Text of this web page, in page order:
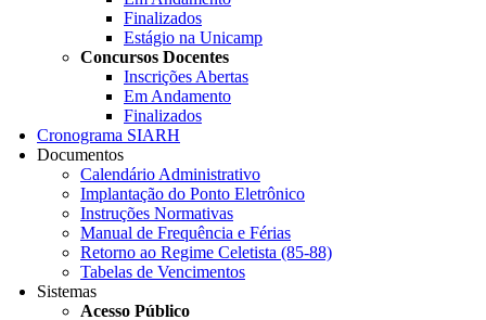
Finalizados
Estágio na Unicamp
Concursos Docentes
Inscrições Abertas
Em Andamento
Finalizados
Cronograma SIARH
Documentos
Calendário Administrativo
Implantação do Ponto Eletrônico
Instruções Normativas
Manual de Frequência e Férias
Retorno ao Regime Celetista (85-88)
Tabelas de Vencimentos
Sistemas
Acesso Público